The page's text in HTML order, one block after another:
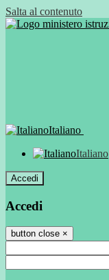
Salta al contenuto
Italiano
Italiano
Accedi
Accedi
button close ×